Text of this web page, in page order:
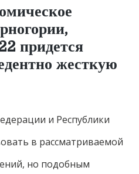
придется
жесткую
и Республики
в рассматриваемой
но подобным